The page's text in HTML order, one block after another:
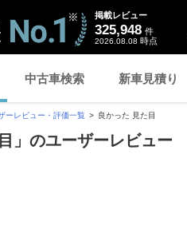
掲載レビュー
325,948 件
2026.08.08 時点
中古車検索 新車見積り
ーレビュー・評価一覧 良かった 見た目
」のユーザーレビュー